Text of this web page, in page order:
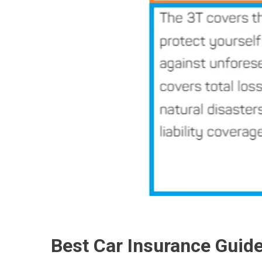
Best Car Insurance